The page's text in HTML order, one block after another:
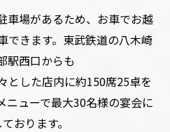
車場があるため、お車でお越
できます。東武鉄道の八木崎
駅西口からも
とした店内に約150席25卓を
ニューで最大30名様の宴会に
おります。